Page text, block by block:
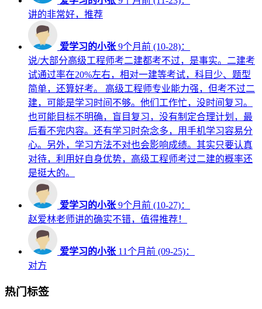
讲的非常好，推荐
爱学习的小张 9个月前 (10-28)：
说/大部分高级工程师考二建都考不过，是事实。二建考
试通过率在20%左右，相对一建等考试，科目少、题型
简单，还算好考。 高级工程师专业能力强，但考不过二
建，可能是学习时间不够。他们工作忙，没时间复习。
也可能目标不明确，盲目复习，没有制定合理计划，最
后看不完内容。还有学习时杂念多，用手机学习容易分
心。另外，学习方法不对也会影响成绩。其实只要认真
对待，利用好自身优势，高级工程师考过二建的概率还
是挺大的。
爱学习的小张 9个月前 (10-27)：
赵爱林老师讲的确实不错，值得推荐！
爱学习的小张 11个月前 (09-25)：
对方
热门标签